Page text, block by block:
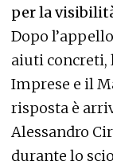
per la
Dopo
aiuti concreti,
Imprese e il
risposta è
Alessandro
durante lo